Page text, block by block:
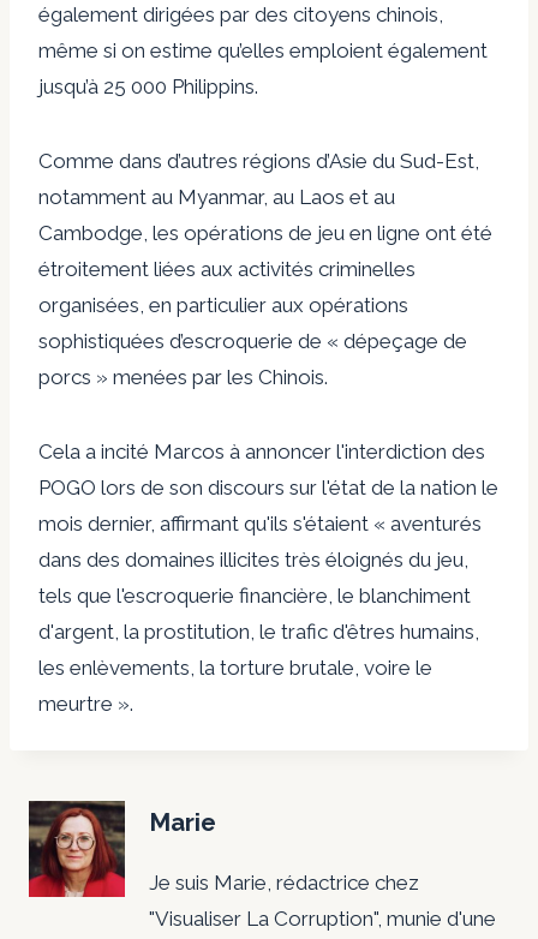
également dirigées par des citoyens chinois,
même si on estime qu’elles emploient également
jusqu’à 25 000 Philippins.
Comme dans d’autres régions d’Asie du Sud-Est,
notamment au Myanmar, au Laos et au
Cambodge, les opérations de jeu en ligne ont été
étroitement liées aux activités criminelles
organisées, en particulier aux opérations
sophistiquées d’escroquerie de « dépeçage de
porcs » menées par les Chinois.
Cela a incité Marcos à annoncer l'interdiction des
POGO lors de son discours sur l'état de la nation le
mois dernier, affirmant qu'ils s'étaient « aventurés
dans des domaines illicites très éloignés du jeu,
tels que l'escroquerie financière, le blanchiment
d'argent, la prostitution, le trafic d'êtres humains,
les enlèvements, la torture brutale, voire le
meurtre ».
Marie
Je suis Marie, rédactrice chez
"Visualiser La Corruption", munie d'une